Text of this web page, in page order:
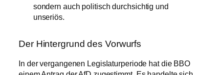
sondern auch politisch durchsichtig und
unseriös.
Der Hintergrund des Vorwurfs
In der vergangenen Legislaturperiode hat die BBO